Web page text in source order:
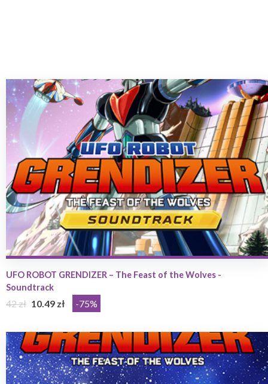
UFO ROBOT GRENDIZER – The Feast of the Wolves -
Soundtrack
42 zł 10.49 zł -75%